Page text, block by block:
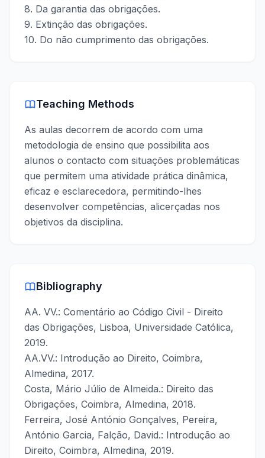
8. Da garantia das obrigações.
9. Extinção das obrigações.
10. Do não cumprimento das obrigações.
Teaching Methods
As aulas decorrem de acordo com uma
metodologia de ensino que possibilita aos
alunos o contacto com situações problemáticas
que permitem uma atividade prática dinâmica,
eficaz e esclarecedora, permitindo-lhes
desenvolver competências, alicerçadas nos
objetivos da disciplina.
Bibliography
AA. VV.: Comentário ao Código Civil - Direito
das Obrigações, Lisboa, Universidade Católica,
2019.
AA.VV.: Introdução ao Direito, Coimbra,
Almedina, 2017.
Costa, Mário Júlio de Almeida.: Direito das
Obrigações, Coimbra, Almedina, 2018.
Ferreira, José António Gonçalves, Pereira,
António Garcia, Falção, David.: Introdução ao
Direito, Coimbra, Almedina, 2019.